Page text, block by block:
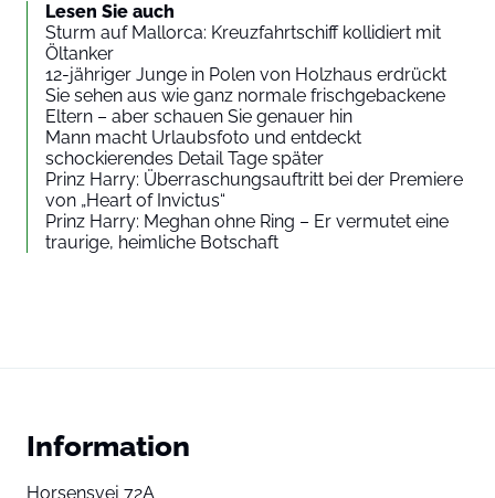
Lesen Sie auch
Sturm auf Mallorca: Kreuzfahrtschiff kollidiert mit
Öltanker
12-jähriger Junge in Polen von Holzhaus erdrückt
Sie sehen aus wie ganz normale frischgebackene
Eltern – aber schauen Sie genauer hin
Mann macht Urlaubsfoto und entdeckt
schockierendes Detail Tage später
Prinz Harry: Überraschungsauftritt bei der Premiere
von „Heart of Invictus“
Prinz Harry: Meghan ohne Ring – Er vermutet eine
traurige, heimliche Botschaft
Information
Horsensvej 72A